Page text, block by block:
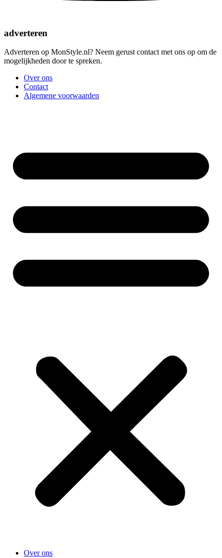
adverteren
Adverteren op MonStyle.nl? Neem gerust contact met ons op om de
mogelijkheden door te spreken.
Over ons
Contact
Algemene voorwaarden
Over ons